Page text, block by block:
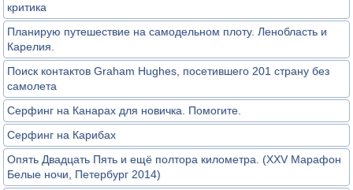
критика
Планирую путешествие на самодельном плоту. Ленобласть и
Карелия.
Поиск контактов Graham Hughes, посетившего 201 страну без
самолета
Серфинг на Канарах для новичка. Помогите.
Серфинг на Карибах
Опять Двадцать Пять и ещё полтора километра. (XXV Марафон
Белые ночи, Петербург 2014)